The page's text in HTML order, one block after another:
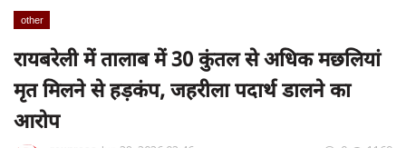
Home
Contact
Gallery
Terms & Conditions
other
रायबरेली में तालाब में 30 कुंतल से अधिक मछलियां
मृत मिलने से हड़कंप, जहरीला पदार्थ डालने का
आरोप